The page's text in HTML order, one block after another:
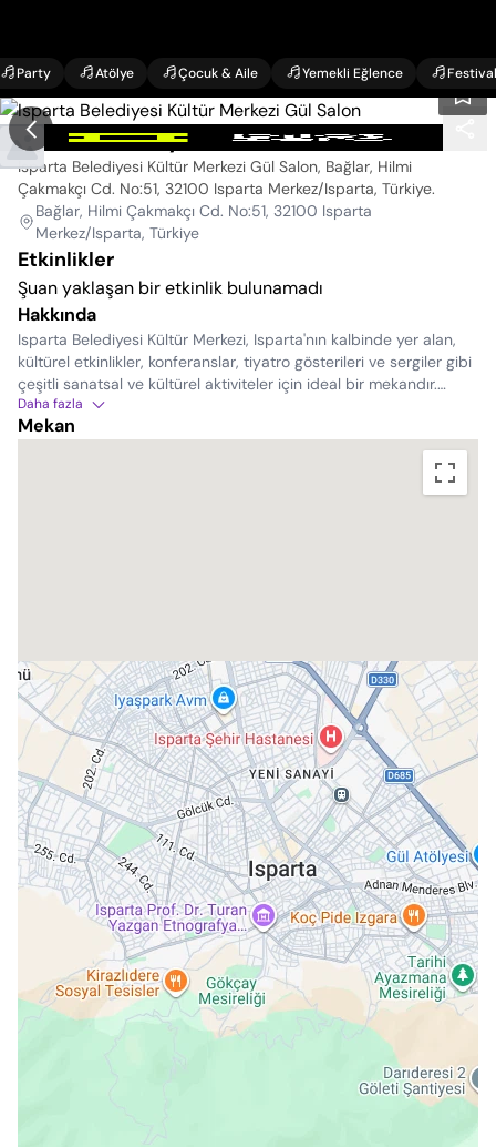
Party Atölye Çocuk & Aile Yemekli Eğlence Festival
Isparta Belediyesi Kültür Merkezi Gül Salon
Isparta Belediyesi Kültür Merkezi Gül Salon, Bağlar, Hilmi
Çakmakçı Cd. No:51, 32100 Isparta Merkez/Isparta, Türkiye.
Bağlar, Hilmi Çakmakçı Cd. No:51, 32100 Isparta
Merkez/Isparta, Türkiye
Etkinlikler
Şuan yaklaşan bir etkinlik bulunamadı
Hakkında
Isparta Belediyesi Kültür Merkezi, Isparta'nın kalbinde yer alan,
kültürel etkinlikler, konferanslar, tiyatro gösterileri ve sergiler gibi
çeşitli sanatsal ve kültürel aktiviteler için ideal bir mekandır.
Modern mimarisi, geniş kapasitesi ve son teknoloji donanımı ile
hem yerel halkın hem de turistlerin ilgisini çeken bu merkez,
takvimini takip edin ve Isparta Belediyesi Kültür Merkezi'nde
sanatla buluşun. Merkezi konumu sayesinde ulaşımı kolay olan
Daha fazla
Mekan